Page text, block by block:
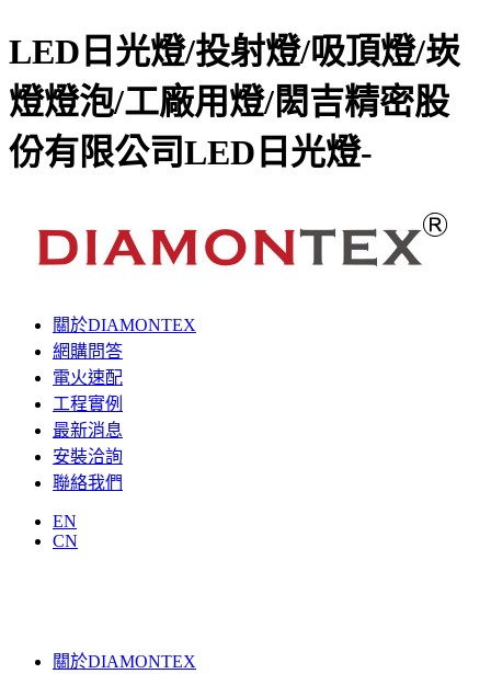
LED日光燈/投射燈/吸頂燈/崁
燈燈泡/工廠用燈/閎吉精密股
份有限公司LED日光燈-
關於DIAMONTEX
網購問答
電火速配
工程實例
最新消息
安裝洽詢
聯絡我們
EN
CN
關於DIAMONTEX